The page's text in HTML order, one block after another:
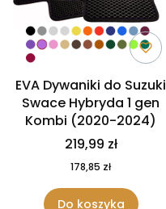
EVA Dywaniki do Suzuki
Swace Hybryda 1 gen
Kombi (2020-2024)
219,99 zł
178,85 zł
Do koszyka